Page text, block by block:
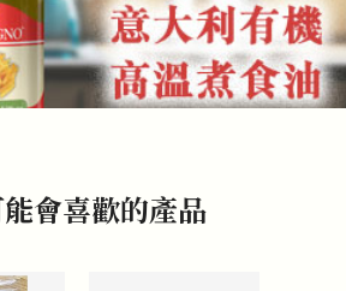
會喜歡的產品